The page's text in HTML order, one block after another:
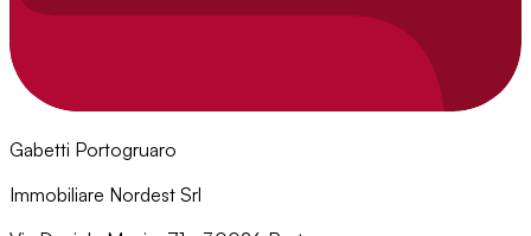
Gabetti Portogruaro
Immobiliare Nordest Srl